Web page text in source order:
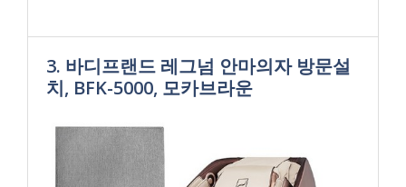
3. 바디프랜드 레그넘 안마의자 방문설
치, BFK-5000, 모카브라운